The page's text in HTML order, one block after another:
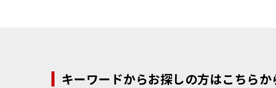
キーワードからお探しの方はこちらか